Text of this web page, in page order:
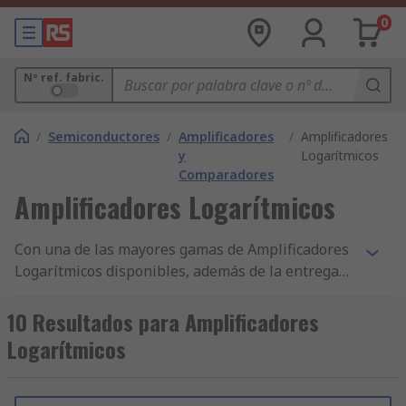
0
Nº ref. fabric.
/ Semiconductores / Amplificadores
y
Comparadores
/ Amplificadores
Logarítmicos
Amplificadores Logarítmicos
Con una de las mayores gamas de Amplificadores
Logarítmicos disponibles, además de la entrega
de Semiconductores y nuestro constante
compromiso con la calidad, no resulta
sorprendente que RS cuente con clientes en más
comerciales se benefician de la entrega en 24/48
10 Resultados para Amplificadores
Logarítmicos